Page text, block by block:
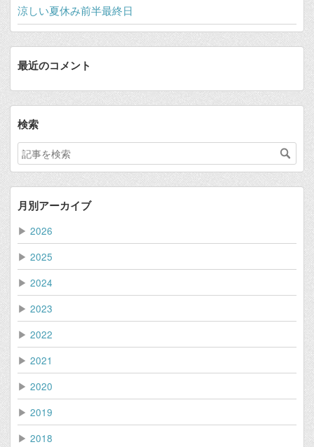
涼しい夏休み前半最終日
最近のコメント
検索
月別アーカイブ
▶ 2026
▶ 2025
▶ 2024
▶ 2023
▶ 2022
▶ 2021
▶ 2020
▶ 2019
▶ 2018